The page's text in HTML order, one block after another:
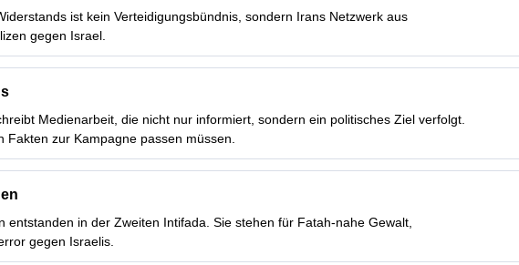
ist kein Verteidigungsbündnis, sondern Irans Netzwerk aus
gegen Israel.
Medienarbeit, die nicht nur informiert, sondern ein politisches Ziel verfolgt.
Fakten zur Kampagne passen müssen.
entstanden in der Zweiten Intifada. Sie stehen für Fatah-nahe Gewalt,
gegen Israelis.